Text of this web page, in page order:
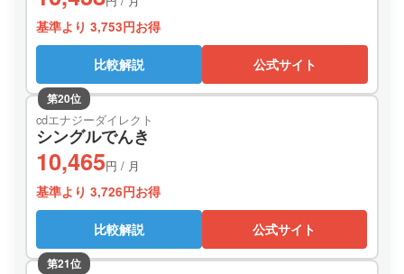
基準より 3,753円お得
比較解説 公式サイト
第20位
cdエナジーダイレクト
シングルでんき
10,465円 / 月
基準より 3,726円お得
比較解説 公式サイト
第21位